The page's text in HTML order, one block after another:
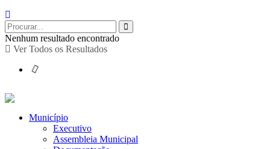
Nenhum resultado encontrado
Ver Todos os Resultados
Município
Executivo
Assembleia Municipal